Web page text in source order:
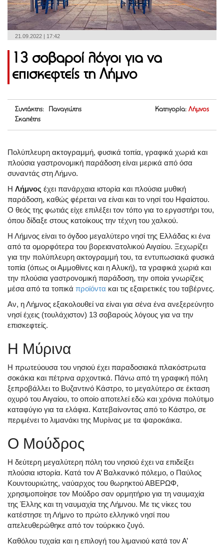
21.09.2022 | 17:42
13 σοβαροί λόγοι για να
επισκεφτείς τη Λήμνο
Συντάκτης: Παναγιώτης
Σκαπέτης
Κατηγορία: Λήμνος
Πολύπλευρη ακτογραμμή, φυσικά τοπία, γραφικά χωριά και
πλούσια γαστρονομική παράδοση είναι μερικά από όσα
συναντάς στη Λήμνο.
Η Λήμνος έχει πανάρχαια ιστορία και πλούσια μυθική
παράδοση, καθώς φέρεται να είναι και το νησί του Ηφαίστου.
Ο θεός της φωτιάς είχε επιλέξει τον τόπο για το εργαστήρι του,
όπου δίδαξε στους κατοίκους την τέχνη του χαλκού.
Η Λήμνος είναι το όγδοο μεγαλύτερο νησί της Ελλάδας κι ένα
από τα ομορφότερα του βορειανατολικού Αιγαίου. Ξεχωρίζει
για την πολύπλευρη ακτογραμμή του, τα εντυπωσιακά φυσικά
τοπία (όπως οι Αμμοθίνες και η Αλυκή), τα γραφικά χωριά και
την πλούσια γαστρονομική παράδοση, την οποία γνωρίζεις
μέσα από τα τοπικά προϊόντα και τις εξαιρετικές του ταβέρνες.
Αν, η Λήμνος εξακολουθεί να είναι για σένα ένα ανεξερεύνητο
νησί έχεις (τουλάχιστον) 13 σοβαρούς λόγους για να την
επισκεφτείς.
Η Μύρινα
Η πρωτεύουσα του νησιού έχει παραδοσιακά πλακόστρωτα
σοκάκια και πέτρινα αρχοντικά. Πάνω από τη γραφική πόλη
ξεπροβάλλει το Βυζαντινό Κάστρο, το μεγαλύτερο σε έκταση
οχυρό του Αιγαίου, το οποίο αποτελεί εδώ και χρόνια πολύτιμο
καταφύγιο για τα ελάφια. Κατεβαίνοντας από το Κάστρο, σε
περιμένει το λιμανάκι της Μυρίνας με τα ψαροκάικα.
Ο Μούδρος
Η δεύτερη μεγαλύτερη πόλη του νησιού έχει να επιδείξει
πλούσια ιστορία. Κατά τον Α’ Βαλκανικό πόλεμο, ο Παύλος
Κουντουριώτης, ναύαρχος του θωρηκτού ΑΒΕΡΩΦ,
χρησιμοποίησε τον Μούδρο σαν ορμητήριο για τη ναυμαχία
της Έλλης και τη ναυμαχία της Λήμνου. Με τις νίκες του
κατέστησε τη Λήμνο το πρώτο ελληνικό νησί που
απελευθερώθηκε από τον τούρκικο ζυγό.
Καθόλου τυχαία και η επιλογή του λιμανιού κατά τον Α’